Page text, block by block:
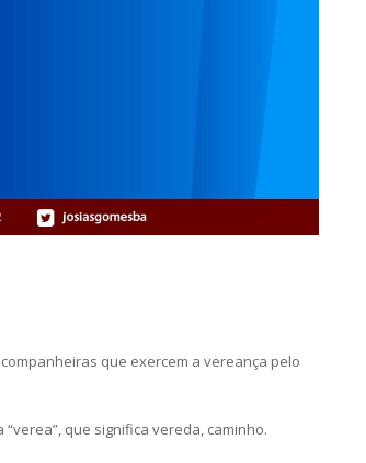
que exercem a vereança pelo
que significa vereda, caminho.